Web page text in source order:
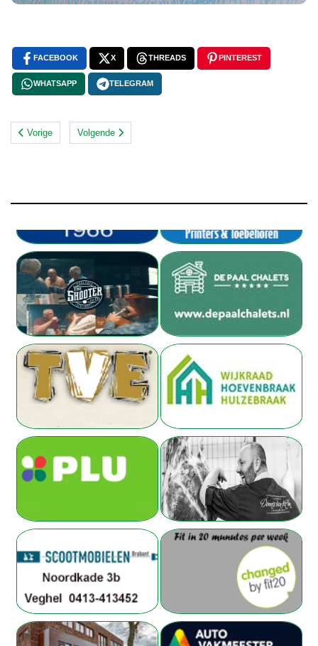
FACEBOOK X THREADS PINTEREST
WHATSAPP TELEGRAM
Vorige Volgende